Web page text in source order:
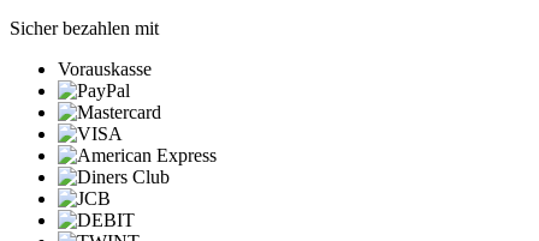
Sicher bezahlen mit
Vorauskasse